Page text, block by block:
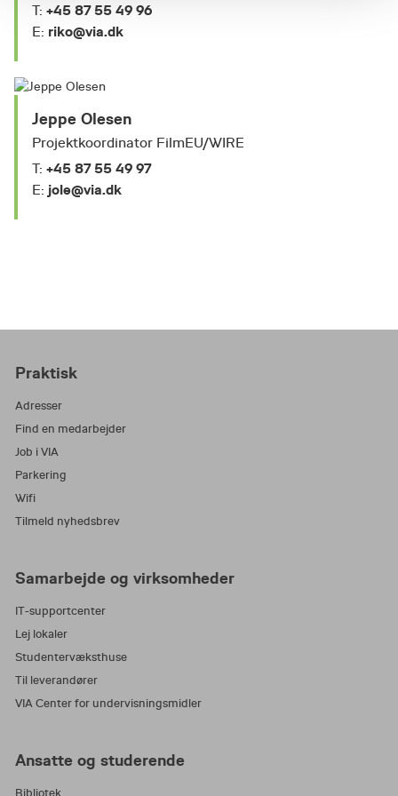
T: +45 87 55 49 96
E: riko@via.dk
Jeppe Olesen
Projektkoordinator FilmEU/WIRE
T: +45 87 55 49 97
E: jole@via.dk
Praktisk
Adresser
Find en medarbejder
Job i VIA
Parkering
Wifi
Tilmeld nyhedsbrev
Samarbejde og virksomheder
IT-supportcenter
Lej lokaler
Studentervæksthuse
Til leverandører
VIA Center for undervisningsmidler
Ansatte og studerende
Bibliotek